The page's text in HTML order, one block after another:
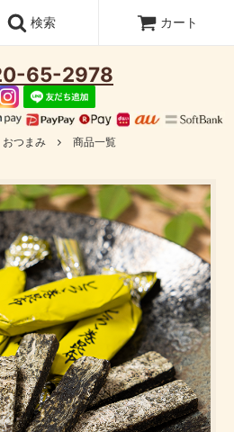
65-2978
検索 カート
つまみ 商品一覧